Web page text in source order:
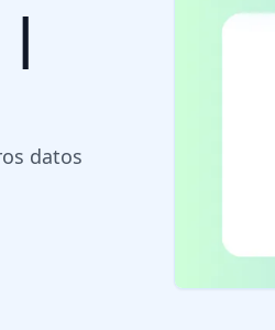
|
datos